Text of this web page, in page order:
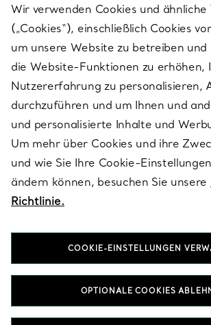
SERVICES
ÜBER TIFFANY & CO.
RECHTLICHE HINWEISE
FOLGEN SIE UNS
T&Co. 2026
Wir verwenden Cookies und ähnliche
(„Cookies“), einschließlich Cookies
um unsere Website zu betreiben und
die Website-Funktionen zu erhöhen,
Nutzererfahrung zu personalisieren,
durchzuführen und um Ihnen und
und personalisierte Inhalte und
Um mehr über Cookies und ihre
und wie Sie Ihre Cookie-
ändern können, besuchen Sie unsere
Richtlinie.
COOKIE-EINSTELLUNGEN
OPTIONALE COOKIES